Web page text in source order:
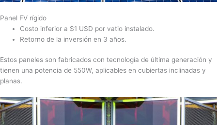
Panel FV rígido
Costo inferior a $1 USD por vatio instalado.
Retorno de la inversión en 3 años.
Estos paneles son fabricados con tecnología de última generación y
tienen una potencia de 550W, aplicables en cubiertas inclinadas y
planas.